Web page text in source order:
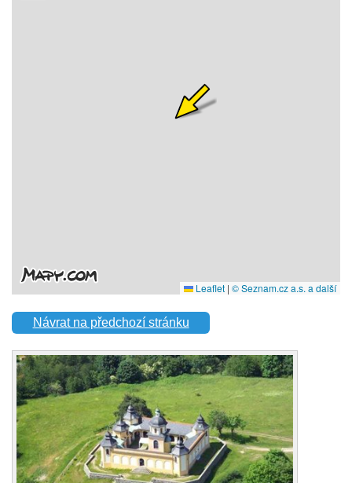
Návrat na předchozí stránku